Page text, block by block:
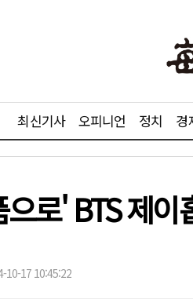
최신기사 오피니언 정치 경
로' BTS 제
10-17 10:45:22